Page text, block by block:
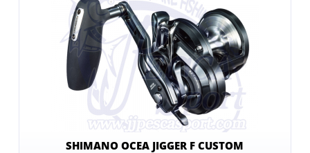
SHIMANO OCEA JIGGER F CUSTOM